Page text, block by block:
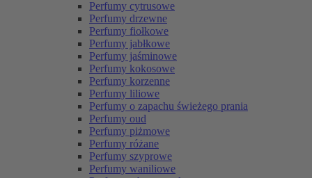
Perfumy cytrusowe
Perfumy drzewne
Perfumy fiołkowe
Perfumy jabłkowe
Perfumy jaśminowe
Perfumy kokosowe
Perfumy korzenne
Perfumy liliowe
Perfumy o zapachu świeżego prania
Perfumy oud
Perfumy piżmowe
Perfumy różane
Perfumy szyprowe
Perfumy waniliowe